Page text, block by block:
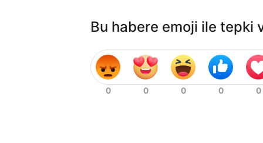
Bu habere emoji ile tepki